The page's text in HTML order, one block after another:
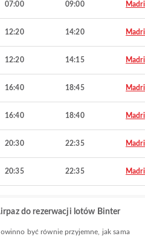
07:00 09:00
12:20 14:20
12:20 14:15
16:40 18:45
16:40 18:40
20:30 22:35
20:35 22:35
do rezerwacji lotów Binter
być równie przyjemne, jak sama